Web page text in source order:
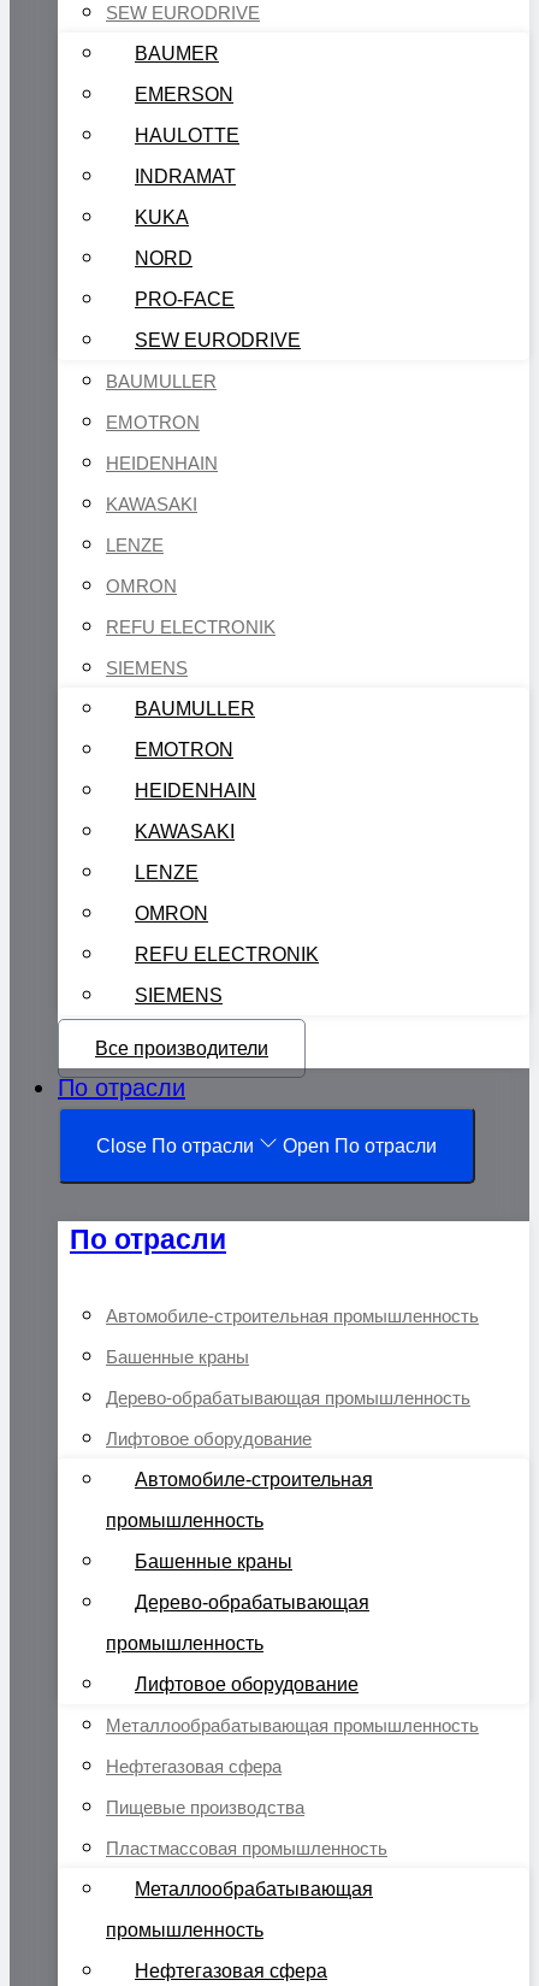
SEW EURODRIVE
BAUMER
EMERSON
HAULOTTE
INDRAMAT
KUKA
NORD
PRO-FACE
SEW EURODRIVE
BAUMULLER
EMOTRON
HEIDENHAIN
KAWASAKI
LENZE
OMRON
REFU ELECTRONIK
SIEMENS
BAUMULLER
EMOTRON
HEIDENHAIN
KAWASAKI
LENZE
OMRON
REFU ELECTRONIK
SIEMENS
Все производители
По отрасли
Close По отрасли Open По отрасли
По отрасли
Автомобиле-строительная промышленность
Башенные краны
Дерево-обрабатывающая промышленность
Лифтовое оборудование
Автомобиле-строительная
промышленность
Башенные краны
Дерево-обрабатывающая
промышленность
Лифтовое оборудование
Металлообрабатывающая промышленность
Нефтегазовая сфера
Пищевые производства
Пластмассовая промышленность
Металлообрабатывающая
промышленность
Нефтегазовая сфера